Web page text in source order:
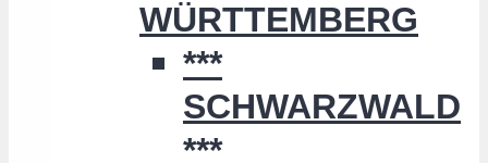
WÜRTTEMBERG
***
SCHWARZWALD
***